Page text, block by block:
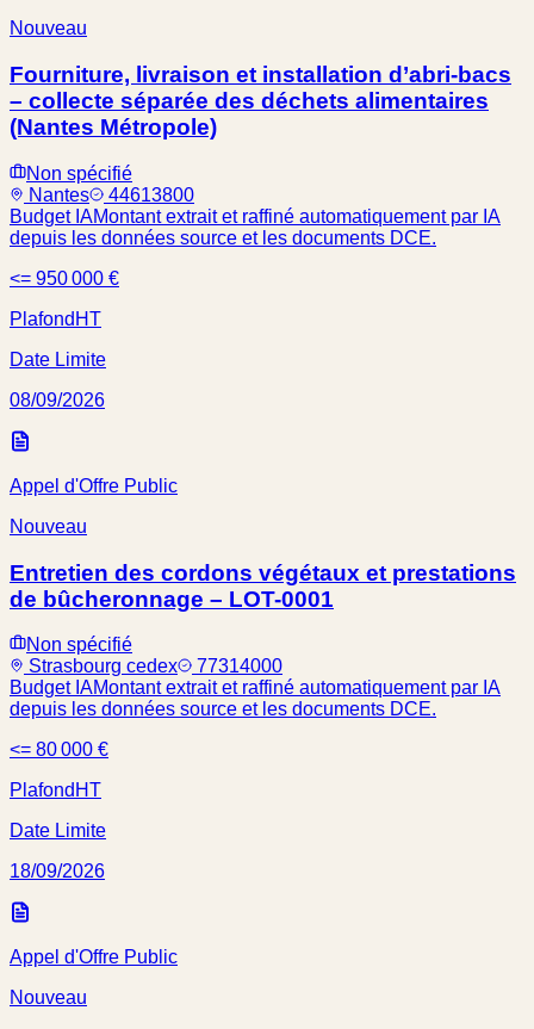
Nouveau
Fourniture, livraison et installation d’abri-bacs
– collecte séparée des déchets alimentaires
(Nantes Métropole)
Non spécifié
Nantes
44613800
Budget IAMontant extrait et raffiné automatiquement par IA
depuis les données source et les documents DCE.
<= 950 000 €
Plafond HT
Date Limite
08/09/2026
Appel d'Offre Public
Nouveau
Entretien des cordons végétaux et prestations
de bûcheronnage – LOT-0001
Non spécifié
Strasbourg cedex
77314000
Budget IAMontant extrait et raffiné automatiquement par IA
depuis les données source et les documents DCE.
<= 80 000 €
Plafond HT
Date Limite
18/09/2026
Appel d'Offre Public
Nouveau